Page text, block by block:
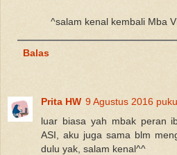
^salam kenal kembali Mba
Balas
Prita HW 9 Agustus 2016
luar biasa yah mbak peran
ASI, aku juga sama blm
dulu yak, salam kenal^^